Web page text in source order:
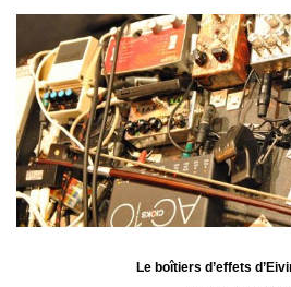
Le boîtiers d’effets